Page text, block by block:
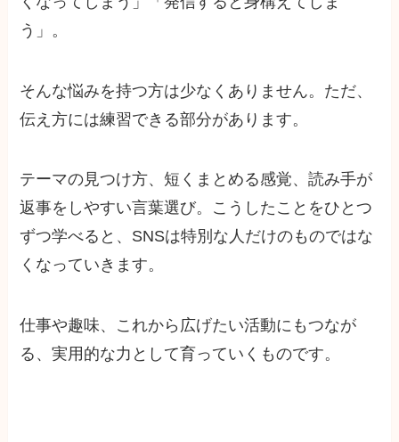
う」。
そんな悩みを持つ方は少なくありません。ただ、
伝え方には練習できる部分があります。
テーマの見つけ方、短くまとめる感覚、読み手が
返事をしやすい言葉選び。こうしたことをひとつ
ずつ学べると、SNSは特別な人だけのものではな
くなっていきます。
仕事や趣味、これから広げたい活動にもつなが
る、実用的な力として育っていくものです。